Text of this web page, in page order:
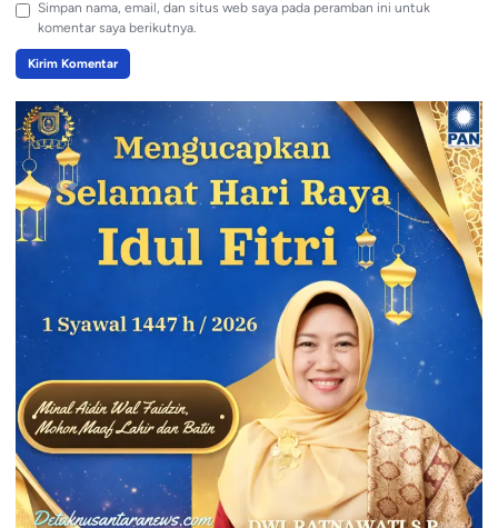
Simpan nama, email, dan situs web saya pada peramban ini untuk
komentar saya berikutnya.